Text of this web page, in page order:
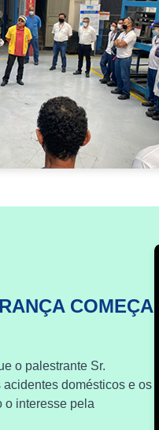
COMEÇA
o palestrante Sr.
domésticos e os
o interesse pela